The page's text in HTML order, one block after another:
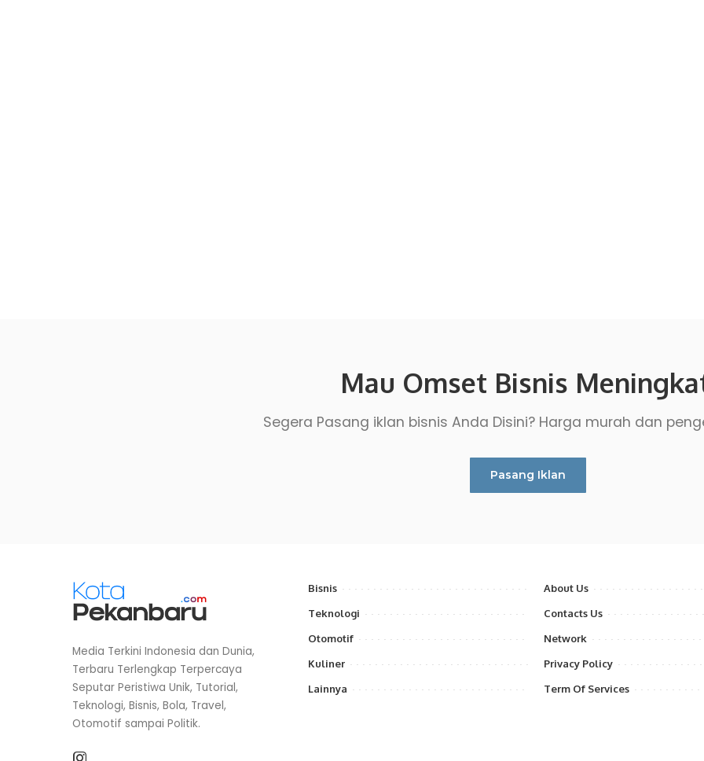
Mau Omset Bisnis
Segera Pasang iklan bisnis Anda Disini? Harga murah dan
Pasang Iklan
Media Terkini Indonesia dan Dunia,
Terbaru Terlengkap Terpercaya
Seputar Peristiwa Unik, Tutorial,
Teknologi, Bisnis, Bola, Travel,
Otomotif sampai Politik.
Bisnis
Teknologi
Otomotif
Kuliner
Lainnya
About Us
Contacts Us
Network
Privacy Policy
Term Of Services